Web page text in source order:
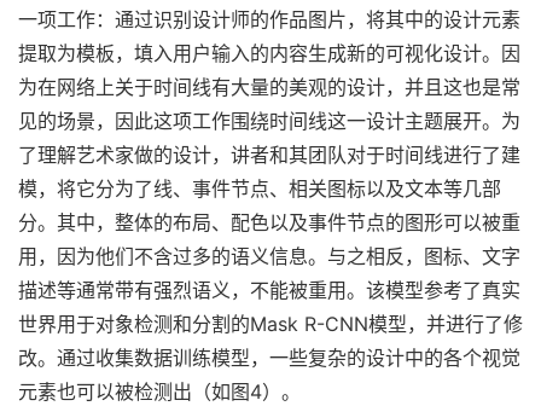
一项工作：通过识别设计师的作品图片，将其中的设计元素
提取为模板，填入用户输入的内容生成新的可视化设计。因
为在网络上关于时间线有大量的美观的设计，并且这也是常
见的场景，因此这项工作围绕时间线这一设计主题展开。为
了理解艺术家做的设计，讲者和其团队对于时间线进行了建
模，将它分为了线、事件节点、相关图标以及文本等几部
分。其中，整体的布局、配色以及事件节点的图形可以被重
用，因为他们不含过多的语义信息。与之相反，图标、文字
描述等通常带有强烈语义，不能被重用。该模型参考了真实
世界用于对象检测和分割的Mask R-CNN模型，并进行了修
改。通过收集数据训练模型，一些复杂的设计中的各个视觉
元素也可以被检测出（如图4）。